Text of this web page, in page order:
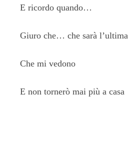
E ricordo quando…
Giuro che… che sarà
Che mi vedono
E non tornerò mai più a casa